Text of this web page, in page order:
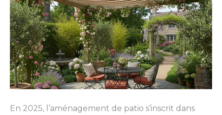
En 2025, l’aménagement de patio s’inscrit dans